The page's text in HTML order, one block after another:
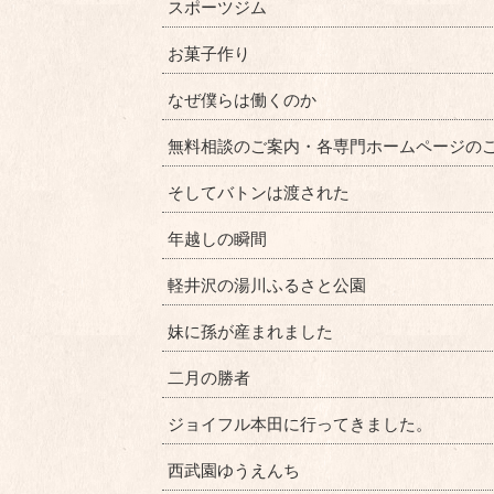
スポーツジム
お菓子作り
なぜ僕らは働くのか
無料相談のご案内・各専門ホームページの
そしてバトンは渡された
年越しの瞬間
軽井沢の湯川ふるさと公園
妹に孫が産まれました
二月の勝者
ジョイフル本田に行ってきました。
西武園ゆうえんち